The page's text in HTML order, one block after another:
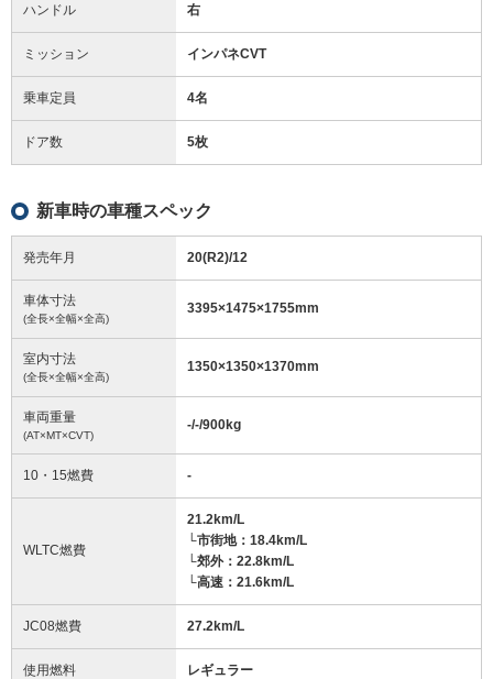
ハンドル 右
ミッション インパネCVT
乗車定員 4名
ドア数 5枚
新車時の車種スペック
発売年月 20(R2)/12
車体寸法
(全長×全幅×全高)
3395×1475×1755mm
室内寸法
(全長×全幅×全高)
1350×1350×1370mm
車両重量
(AT×MT×CVT)
-/-/900kg
10・15燃費 -
WLTC燃費
21.2km/L
└市街地：18.4km/L
└郊外：22.8km/L
└高速：21.6km/L
JC08燃費 27.2km/L
使用燃料 レギュラー